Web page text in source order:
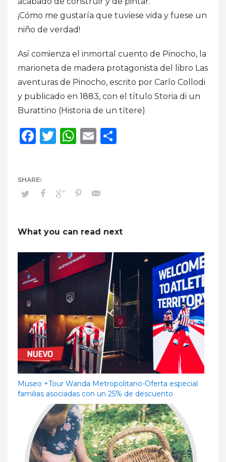
¡Cómo me gustaría que tuviese vida y fuese un
niño de verdad!
Así comienza el inmortal cuento de Pinocho, la
marioneta de madera protagonista del libro Las
aventuras de Pinocho, escrito por Carlo Collodi
y publicado en 1883, con el título Storia di un
Burattino (Historia de un títere)
Facebook
Twitter
WhatsApp
Email
What you can read next
Museo +Tour Wanda Metropolitano-Oferta especial
familias asociadas con un 25% de descuento